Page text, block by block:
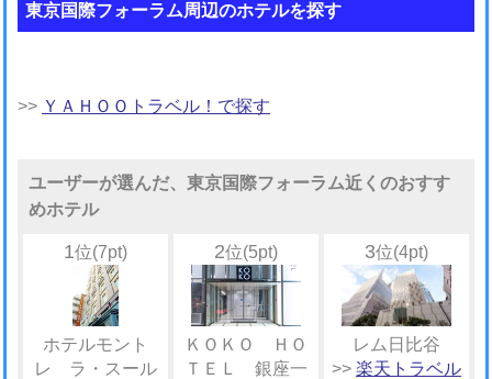
東京国際フォーラム周辺のホテルを探す
>> ＹＡＨＯＯトラベル！で探す
ユーザーが選んだ、東京国際フォーラム近くのおすす
めホテル
1位(7pt)
ホテルモント
レ ラ・スール
2位(5pt)
ＫＯＫＯ ＨＯ
ＴＥＬ 銀座一
3位(4pt)
レム日比谷
>> 楽天トラベル